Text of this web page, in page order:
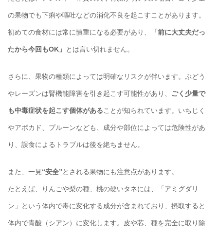
の果物でも下痢や嘔吐などの消化不良を起こすことがあります。
初めての食材には常に慎重になる必要があり、 「前に大丈夫だっ
たから今回もOK」 とは言い切れません。
さらに、果物の種類によっては明確なリスクが伴います。ぶどう
やレーズンは腎機能障害を引き起こす可能性があり、 ごく少量で
も中毒症状を起こす個体があることが知られています。いちじく
やアボカド、プルーンなども、成分や部位によっては危険性があ
り、誤食によるトラブルは後を絶ちません。
また、一見“安全”とされる果物にも注意点があります。
たとえば、りんごや梨の種、桃の硬いタネには、「アミグダリ
ン」という体内で毒に変化する成分が含まれており、摂取すると
体内で青酸（シアン）に変化します。皮や芯、種を完全に取り除